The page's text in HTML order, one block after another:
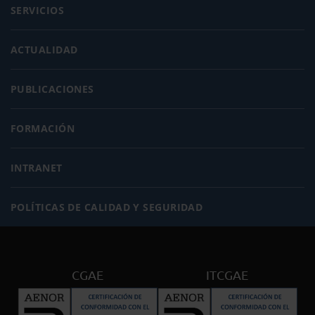
SERVICIOS
ACTUALIDAD
PUBLICACIONES
FORMACIÓN
INTRANET
POLÍTICAS DE CALIDAD Y SEGURIDAD
CGAE ITCGAE